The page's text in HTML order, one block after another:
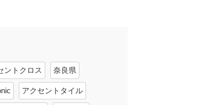
ントクロス 奈良県
アクセントタイル